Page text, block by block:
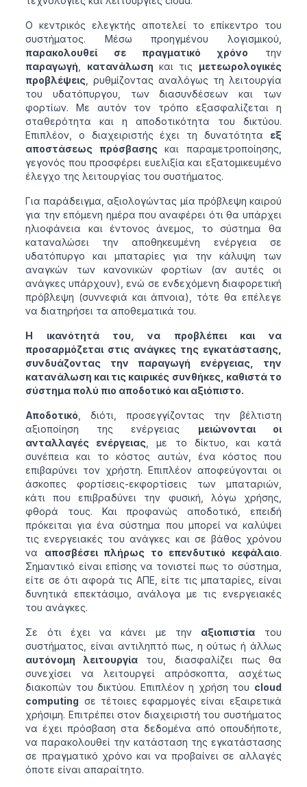
Ο κεντρικός ελεγκτής αποτελεί το επίκεντρο του
συστήματος. Μέσω προηγμένου λογισμικού,
παρακολουθεί σε πραγματικό χρόνο την
παραγωγή
κατανάλωση και τις μετεωρολογικές
προβλέψεις , ρυθμίζοντας αναλόγως τη λειτουργία
του υδατόπυργου, των διασυνδέσεων και των
φορτίων. Με αυτόν τον τρόπο εξασφαλίζεται η
σταθερότητα και η αποδοτικότητα του δικτύου.
Επιπλέον, ο διαχειριστής έχει τη δυνατότητα εξ
αποστάσεως πρόσβασηςκαι παραμετροποίησης,
γεγονός που προσφέρει ευελιξία και εξατομικευμένο
έλεγχο της λειτουργίας του συστήματος.
Για παράδειγμα, αξιολογώντας μία πρόβλεψη καιρού
για την επόμενη ημέρα που αναφέρει ότι θα υπάρχει
ηλιοφάνεια και έντονος άνεμος, το σύστημα θα
καταναλώσει την αποθηκευμένη ενέργεια σε
υδατόπυργο και μπαταρίες για την κάλυψη των
αναγκών των κανονικών φορτίων (αν αυτές οι
ανάγκες υπάρχουν), ενώ σε ενδεχόμενη διαφορετική
πρόβλεψη (συννεφιά και άπνοια), τότε θα επέλεγε
να διατηρήσει τα αποθεματικά του.
Η ικανότητά του, να προβλέπει και να
προσαρμόζεται στις ανάγκες της εγκατάστασης,
συνδυάζοντας την παραγωγή ενέργειας, την
κατανάλωση και τις καιρικές συνθήκες, καθιστά το
σύστημα πολύ πιο αποδοτικό και αξιόπιστο.
Αποδοτικό , διότι, προσεγγίζοντας την βέλτιστη
αξιοποίηση της ενέργειας μειώνονται οι
ανταλλαγές ενέργειας , με το δίκτυο, και κατά
συνέπεια και το κόστος αυτών, ένα κόστος που
επιβαρύνει τον χρήστη. Επιπλέον αποφεύγονται οι
άσκοπες φορτίσεις-εκφορτίσεις των μπαταριών,
κάτι που επιβραδύνει την φυσική, λόγω χρήσης,
φθορά τους. Και προφανώς αποδοτικό, επειδή
πρόκειται για ένα σύστημα που μπορεί να καλύψει
τις ενεργειακές του ανάγκες και σε βάθος χρόνου
να αποσβέσει πλήρως το επενδυτικό κεφάλαιο.
Σημαντικό είναι επίσης να τονιστεί πως το σύστημα,
είτε σε ότι αφορά τις ΑΠΕ, είτε τις μπαταρίες, είναι
δυνητικά επεκτάσιμο, ανάλογα με τις ενεργειακές
του ανάγκες.
Σε ότι έχει να κάνει με την αξιοπιστία του
συστήματος, είναι αντιληπτό πως, η ούτως ή άλλως
αυτόνομη λειτουργία του, διασφαλίζει πως θα
συνεχίσει να λειτουργεί απρόσκοπτα, ασχέτως
διακοπών του δικτύου. Επιπλέον η χρήση του cloud
computing σε τέτοιες εφαρμογές είναι εξαιρετικά
χρήσιμη. Επιτρέπει στον διαχειριστή του συστήματος
να έχει πρόσβαση στα δεδομένα από οπουδήποτε,
να παρακολουθεί την κατάσταση της εγκατάστασης
σε πραγματικό χρόνο και να προβαίνει σε αλλαγές
όποτε είναι απαραίτητο.